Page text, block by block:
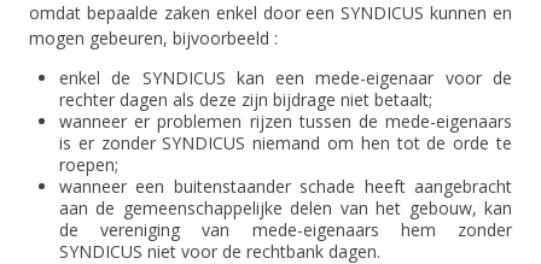
omdat bepaalde zaken enkel door een SYNDICUS kunnen en
mogen gebeuren, bijvoorbeeld :
enkel de SYNDICUS kan een mede-eigenaar voor de
rechter dagen als deze zijn bijdrage niet betaalt;
wanneer er problemen rijzen tussen de mede-eigenaars
is er zonder SYNDICUS niemand om hen tot de orde te
roepen;
wanneer een buitenstaander schade heeft aangebracht
aan de gemeenschappelijke delen van het gebouw, kan
de vereniging van mede-eigenaars hem zonder
SYNDICUS niet voor de rechtbank dagen.